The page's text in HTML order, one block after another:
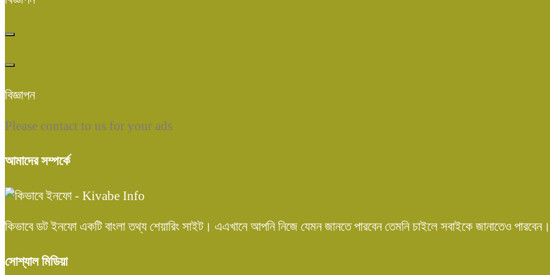
বিজ্ঞাপন
Please contact to us for your ads
আমাদের সম্পর্কে
কিভাবে ডট ইনফো একটি বাংলা তথ্য শেয়ারিং সাইট। এএখানে আপনি নিজে যেমন জানতে পারবেন তেমনি চাইলে সবাইকে জানাতেও পারবেন।
সোশ্যাল মিডিয়া